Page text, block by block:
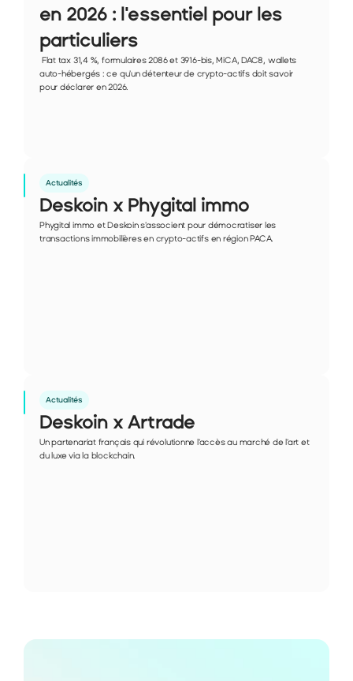
en 2026 : l'essentiel pour les
particuliers
auto-hébergés : ce qu'un détenteur de crypto-actifs doit savoir
pour déclarer en 2026.
Actualités
Deskoin x Phygital immo
Phygital immo et Deskoin s'associent pour démocratiser les
transactions immobilières en crypto-actifs en région PACA.
Actualités
Deskoin x Artrade
Un partenariat français qui révolutionne l'accès au marché de l'art et
du luxe via la blockchain.